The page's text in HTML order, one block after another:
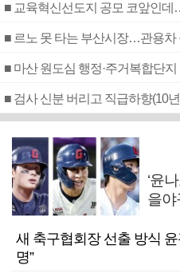
■ 교육혁신선도지 공모 코앞인데
■ 르노 못 타는 부산시장…관용차
■ 마산 원도심 행정·주거복합단
‘윤
을야
새 축구협회장 선출 방식
명”